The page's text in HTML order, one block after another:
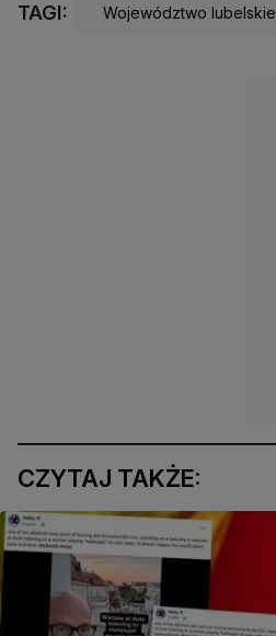
TAGI: Województwo lubelskie
CZYTAJ TAKŻE: